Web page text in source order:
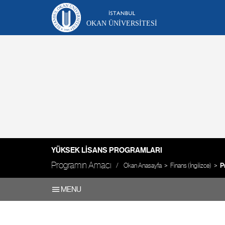
OKAN ÜNIVERSITESI
YÜKSEK LISANS PROGRAMLARI
Programın Amacı Okan Anasayfa Finans (İngilizce)
MENU